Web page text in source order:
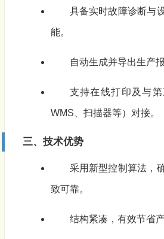
具备实时故障诊断与
能。
自动生成并导出生产报
支持在线打印及与
WMS、扫描器等）对接。
三、技术优势
采用新型控制算法，
致可靠。
结构紧凑，有效节省产